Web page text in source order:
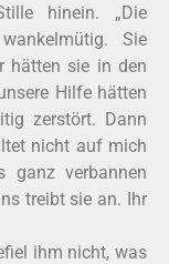
hinein. „Die
Sie
hätten sie in den
Hilfe hätten
zerstört. Dann
nicht auf mich
ganz verbannen
treibt sie an. Ihr
ihm nicht, was